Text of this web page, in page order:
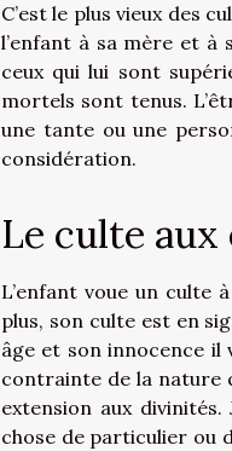
C’est le plus vieux des
l’enfant à sa mère et à
ceux qui lui sont
mortels sont tenus.
une tante ou une
considération.
Le culte
L’enfant voue un culte
plus, son culte est en
âge et son innocence il
contrainte de la nature
extension aux
chose de particulier ou